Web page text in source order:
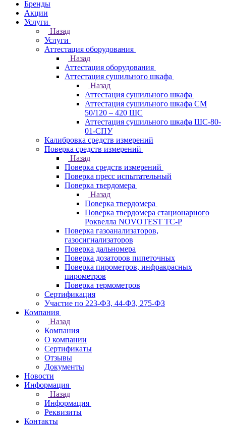
Бренды
Акции
Услуги
Назад
Услуги
Аттестация оборудования
Назад
Аттестация оборудования
Аттестация сушильного шкафа
Назад
Аттестация сушильного шкафа
Аттестация сушильного шкафа СМ
50/120 – 420 ШС
Аттестация сушильного шкафа ШС-80-
01-СПУ
Калибровка средств измерений
Поверка средств измерений
Назад
Поверка средств измерений
Поверка пресс испытательный
Поверка твердомера
Назад
Поверка твердомера
Поверка твердомера стационарного
Роквелла NOVOTEST TС-Р
Поверка газоанализаторов,
газосигнализаторов
Поверка дальномера
Поверка дозаторов пипеточных
Поверка пирометров, инфракрасных
пирометров
Поверка термометров
Сертификация
Участие по 223-ФЗ, 44-ФЗ, 275-ФЗ
Компания
Назад
Компания
О компании
Сертификаты
Отзывы
Документы
Новости
Информация
Назад
Информация
Реквизиты
Контакты